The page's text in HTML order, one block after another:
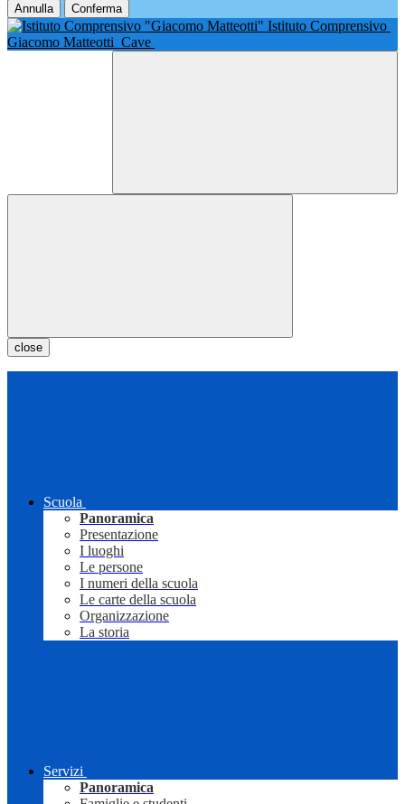
Annulla Conferma
Istituto Comprensivo
Giacomo Matteotti Cave
close
Scuola
Panoramica
Presentazione
I luoghi
Le persone
I numeri della scuola
Le carte della scuola
Organizzazione
La storia
Servizi
Panoramica